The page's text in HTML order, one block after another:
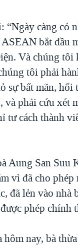
“Ngày càng có
bắt đầu
Và chúng tôi
tôi phải
sự bất mãn, hối
và phải cứu xét
tư cách thành
Aung San Suu
vì đã cho
đã lẻn vào nhà
phép chính
nay, bà